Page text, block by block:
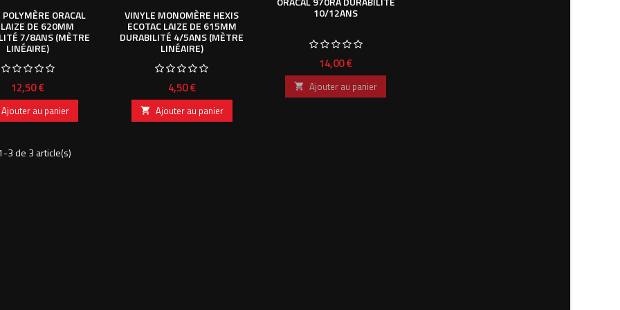
ORACAL
DE 620MM
7/8ANS (MÈTRE
LINÉAIRE)
Prix
12,50 €
Ajouter au panier
VINYLE MONOMÈRE HEXIS
ECOTAC LAIZE DE 615MM
DURABILITÉ 4/5ANS (MÈTRE
LINÉAIRE)
Prix
4,50 €
 Ajouter au panier
10/12ANS
Prix
14,00 €
 Ajouter au panier
3 de 3 article(s)